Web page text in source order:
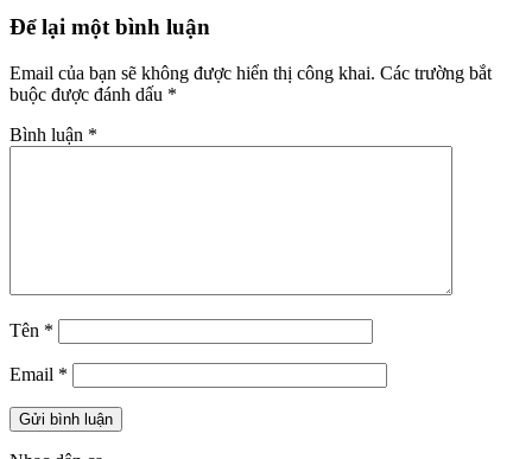
Để lại một bình luận
Email của bạn sẽ không được hiển thị công khai. Các trường bắt
buộc được đánh dấu *
Bình luận *
Tên *
Email *